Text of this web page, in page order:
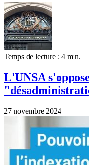
Temps de lecture : 4 min.
L'UNSA
27 novembre 2024